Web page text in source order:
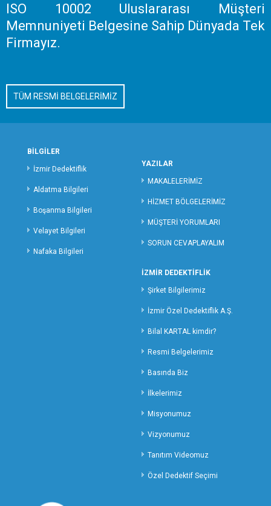
KIRŞEHİR ÖZEL DEDEKTİFLİK
KOCAELİ ÖZEL DEDEKTİFLİK
KİLİS ÖZEL DEDEKTİFLİK
MALATYA ÖZEL DEDEKTİFLİK
MARDİN ÖZEL DEDEKTİFLİK
NEVŞEHİR ÖZEL DEDEKTİFLİK
NİĞDE ÖZEL DEDEKTİFLİK
ORDU ÖZEL DEDEKTİFLİK
ISO 10002 Uluslararası Müşteri
Memnuniyeti Belgesine Sahip Dünyada Tek
Firmayız.
TÜM RESMİ BELGELERİMİZ
BİLGİLER
İzmir Dedektiflik
Aldatma Bilgileri
Boşanma Bilgileri
Velayet Bilgileri
Nafaka Bilgileri
YAZILAR
MAKALELERİMİZ
HİZMET BÖLGELERİMİZ
MÜŞTERİ YORUMLARI
SORUN CEVAPLAYALIM
İZMİR DEDEKTİFLİK
Şirket Bilgilerimiz
İzmir Özel Dedektiflik A.Ş.
Bilal KARTAL kimdir?
Resmi Belgelerimiz
Basında Biz
İlkelerimiz
Misyonumuz
Vizyonumuz
Tanıtım Videomuz
Özel Dedektif Seçimi